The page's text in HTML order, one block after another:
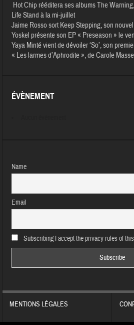
Hot Chip rééditera ses albums The
Life Stand à la mi-juillet
Jaime Rosso sort Keep Stepping, son
Yoskel présente son EP « Preseason » le
Yaya Minté vient de dévoiler ‘So’, son
« Les larmes d’Aphrodite », de Carole
ÉVÈNEMENT
Name
Email
Subscribing I accept the privacy rules of
MENTIONS LÉGALES